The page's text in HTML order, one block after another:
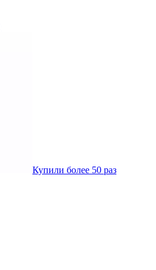
Купили более 50 раз